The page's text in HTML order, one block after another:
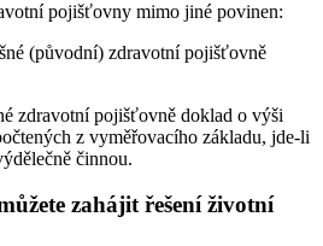
pojišťovny mimo jiné povinen:
(původní) zdravotní pojišťovně
zdravotní pojišťovně doklad o výši
z vyměřovacího základu, jde-li
činnou.
zahájit řešení životní